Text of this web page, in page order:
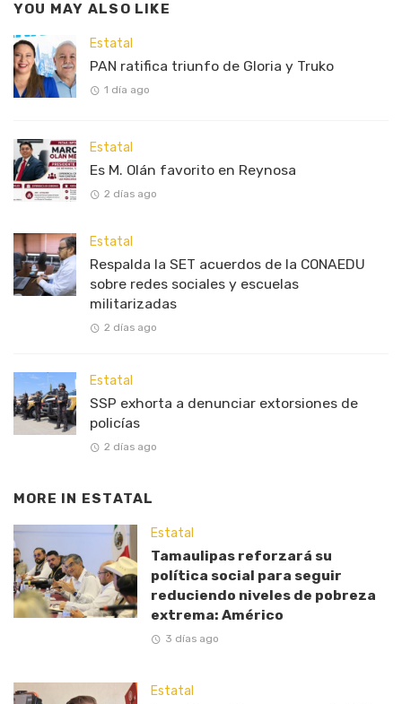
YOU MAY ALSO LIKE
Estatal
PAN ratifica triunfo de Gloria y Truko
1 día ago
Estatal
Es M. Olán favorito en Reynosa
2 días ago
Estatal
Respalda la SET acuerdos de la CONAEDU
sobre redes sociales y escuelas
militarizadas
2 días ago
Estatal
SSP exhorta a denunciar extorsiones de
policías
2 días ago
MORE IN ESTATAL
Estatal
Tamaulipas reforzará su
política social para seguir
reduciendo niveles de pobreza
extrema: Américo
3 días ago
Estatal